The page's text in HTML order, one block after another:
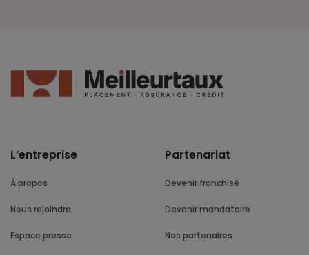
L’entreprise
À propos
Nous rejoindre
Espace presse
Partenariat
Devenir franchisé
Devenir mandataire
Nos partenaires